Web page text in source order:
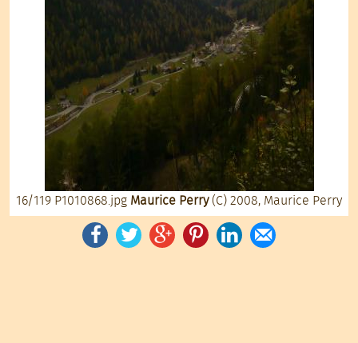
16/119 P1010868.jpg Maurice Perry(C) 2008, Maurice Perry